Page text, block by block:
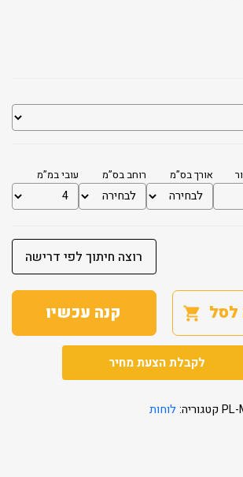
אורך בס”מ רוחב בס”מ עובי במ”מ
רוצה חיתוך לפי דרישה
לסל קנה עכשיו
לקבלת הצעת מחיר
PL- קטגוריה:לוחות